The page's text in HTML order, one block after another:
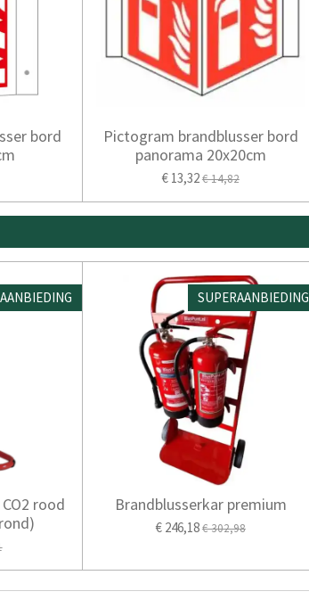
bord
Pictogram brandblusser bord
panorama 20x20cm
€ 13,32€ 14,82
rood
SUPERAANBIEDING
Brandblusserkar premium
€ 246,18€ 302,98